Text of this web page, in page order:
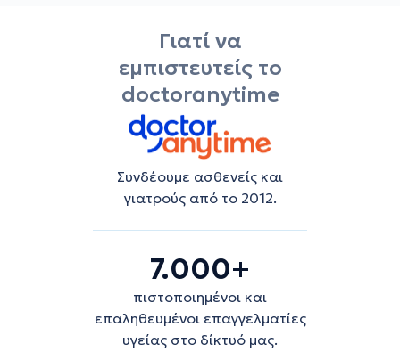
Γιατί να
εμπιστευτείς το
doctoranytime
Συνδέουμε ασθενείς και
γιατρούς από το 2012.
7.000+
πιστοποιημένοι και
επαληθευμένοι επαγγελματίες
υγείας στο δίκτυό μας.